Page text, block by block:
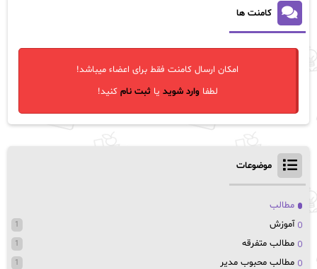
کامنت ها
امکان ارسال کامنت فقط برای اعضاء میباشد!
لطفاوارد شوید یاثبت نام کنید!
موضوعات
مطالب
آموزش
1
مطالب متفرقه 1
مطالب محبوب مدیر 1